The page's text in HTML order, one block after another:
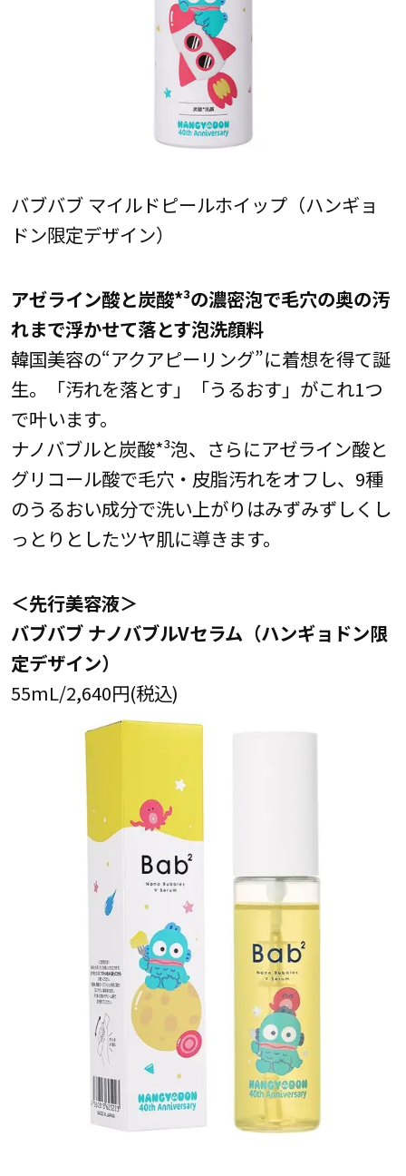
バブバブ マイルドピールホイップ（ハンギョ
ドン限定デザイン）
アゼライン酸と炭酸*³の濃密泡で毛穴の奥の汚
れまで浮かせて落とす泡洗顔料
韓国美容の“アクアピーリング”に着想を得て誕
生。「汚れを落とす」「うるおす」がこれ1つ
で叶います。
ナノバブルと炭酸*³泡、さらにアゼライン酸と
グリコール酸で毛穴・皮脂汚れをオフし、9種
のうるおい成分で洗い上がりはみずみずしくし
っとりとしたツヤ肌に導きます。
＜先行美容液＞
バブバブ ナノバブルVセラム（ハンギョドン限
定デザイン）
55mL/2,640円(税込)